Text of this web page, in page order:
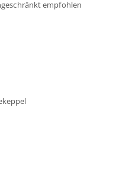
empfohlen